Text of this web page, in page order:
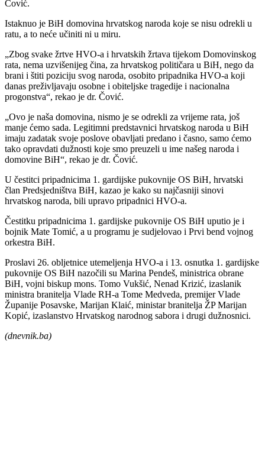
Čović.
Istaknuo je BiH domovina hrvatskog naroda koje se nisu odrekli u
ratu, a to neće učiniti ni u miru.
„Zbog svake žrtve HVO-a i hrvatskih žrtava tijekom Domovinskog
rata, nema uzvišenijeg čina, za hrvatskog političara u BiH, nego da
brani i štiti poziciju svog naroda, osobito pripadnika HVO-a koji
danas preživljavaju osobne i obiteljske tragedije i nacionalna
progonstva“, rekao je dr. Čović.
„Ovo je naša domovina, nismo je se odrekli za vrijeme rata, još
manje ćemo sada. Legitimni predstavnici hrvatskog naroda u BiH
imaju zadatak svoje poslove obavljati predano i časno, samo ćemo
tako opravdati dužnosti koje smo preuzeli u ime našeg naroda i
domovine BiH“, rekao je dr. Čović.
U čestitci pripadnicima 1. gardijske pukovnije OS BiH, hrvatski
član Predsjedništva BiH, kazao je kako su najčasniji sinovi
hrvatskog naroda, bili upravo pripadnici HVO-a.
Čestitku pripadnicima 1. gardijske pukovnije OS BiH uputio je i
bojnik Mate Tomić, a u programu je sudjelovao i Prvi bend vojnog
orkestra BiH.
Proslavi 26. obljetnice utemeljenja HVO-a i 13. osnutka 1. gardijske
pukovnije OS BiH nazočili su Marina Pendeš, ministrica obrane
BiH, vojni biskup mons. Tomo Vukšić, Nenad Krizić, izaslanik
ministra branitelja Vlade RH-a Tome Medveda, premijer Vlade
Županije Posavske, Marijan Klaić, ministar branitelja ŽP Marijan
Kopić, izaslanstvo Hrvatskog narodnog sabora i drugi dužnosnici.
(dnevnik.ba)